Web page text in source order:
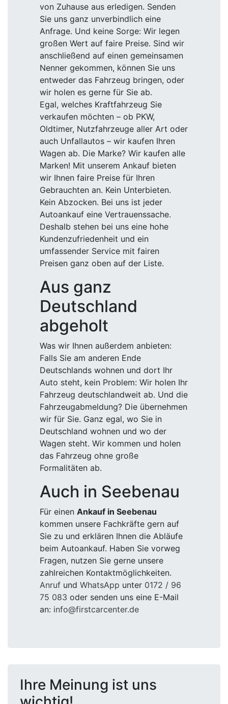
von Zuhause aus erledigen. Senden
Sie uns ganz unverbindlich eine
Anfrage. Und keine Sorge: Wir legen
großen Wert auf faire Preise. Sind wir
anschließend auf einen gemeinsamen
Nenner gekommen, können Sie uns
entweder das Fahrzeug bringen, oder
wir holen es gerne für Sie ab.
Egal, welches Kraftfahrzeug Sie
verkaufen möchten – ob PKW,
Oldtimer, Nutzfahrzeuge aller Art oder
auch Unfallautos – wir kaufen Ihren
Wagen ab. Die Marke? Wir kaufen alle
Marken! Mit unserem Ankauf bieten
wir Ihnen faire Preise für Ihren
Gebrauchten an. Kein Unterbieten.
Kein Abzocken. Bei uns ist jeder
Autoankauf eine Vertrauenssache.
Deshalb stehen bei uns eine hohe
Kundenzufriedenheit und ein
umfassender Service mit fairen
Preisen ganz oben auf der Liste.
Aus ganz
Deutschland
abgeholt
Was wir Ihnen außerdem anbieten:
Falls Sie am anderen Ende
Deutschlands wohnen und dort Ihr
Auto steht, kein Problem: Wir holen Ihr
Fahrzeug deutschlandweit ab. Und die
Fahrzeugabmeldung? Die übernehmen
wir für Sie. Ganz egal, wo Sie in
Deutschland wohnen und wo der
Wagen steht. Wir kommen und holen
das Fahrzeug ohne große
Formalitäten ab.
Auch in Seebenau
Für einen Ankauf in Seebenau
kommen unsere Fachkräfte gern auf
Sie zu und erklären Ihnen die Abläufe
beim Autoankauf. Haben Sie vorweg
Fragen, nutzen Sie gerne unsere
zahlreichen Kontaktmöglichkeiten.
Anruf und WhatsApp unter 0172 / 96
75 083 oder senden uns eine E-Mail
an: info@firstcarcenter.de
Ihre Meinung ist uns